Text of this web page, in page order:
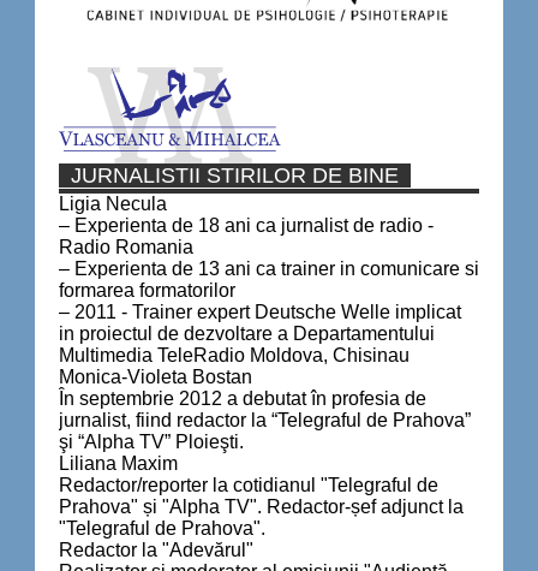
JURNALISTII STIRILOR DE BINE
Ligia Necula
– Experienta de 18 ani ca jurnalist de radio -
Radio Romania
– Experienta de 13 ani ca trainer in comunicare si
formarea formatorilor
– 2011 - Trainer expert Deutsche Welle implicat
in proiectul de dezvoltare a Departamentului
Multimedia TeleRadio Moldova, Chisinau
Monica-Violeta Bostan
În septembrie 2012 a debutat în profesia de
jurnalist, fiind redactor la “Telegraful de Prahova”
şi “Alpha TV” Ploieşti.
Liliana Maxim
Redactor/reporter la cotidianul "Telegraful de
Prahova" și "Alpha TV". Redactor-șef adjunct la
"Telegraful de Prahova".
Redactor la "Adevărul"